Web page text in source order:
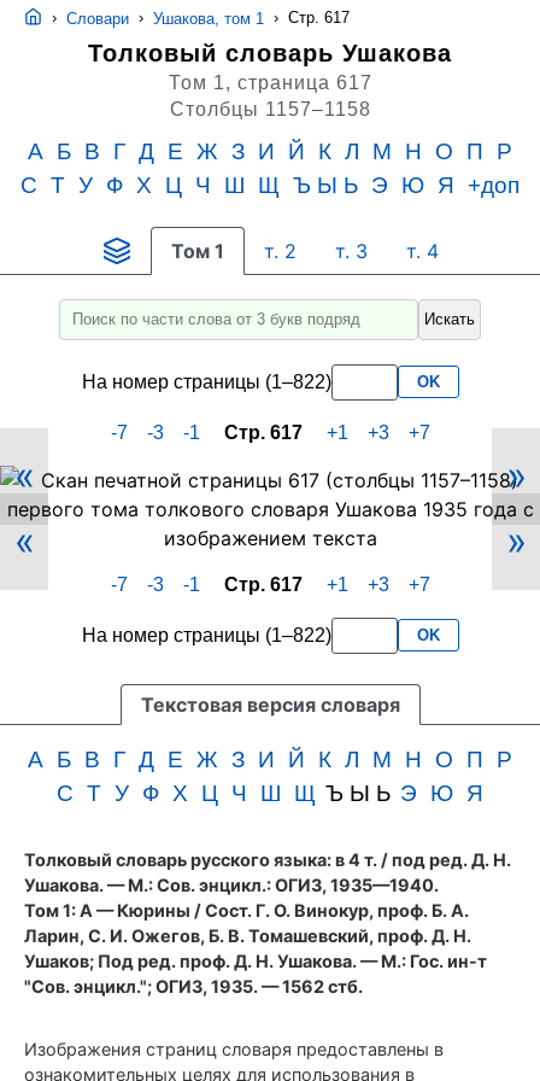
› Словари › Ушакова, том 1 › Стр. 617
Толковый словарь Ушакова
Том 1, страница 617
Столбцы 1157–1158
А Б В Г Д Е Ж З И Й К Л М Н О П
Р
С Т У Ф Х Ц Ч Ш Щ Ъ Ы Ь Э Ю Я +доп
Том 1 т. 2 т. 3 т. 4
Введите
поиска
слово
его
часть
не
3
букв
подряд
Искать
На номер страницы (1–822) OK
-7 -3 -1 Стр. 617 +1 +3 +7
Скан
PDF-
страницы
(cтолбцы
словаря
Ушакова
(1935
«
»
«
»
-7 -3 -1 Стр. 617 +1 +3 +7
На номер страницы (1–822) OK
Текстовая версия словаря
А Б В Г Д Е Ж З И Й К Л М Н О П
Р
С Т У Ф Х Ц Ч Ш Щ Ъ Ы Ь Э Ю Я
Толковый словарь русского языка: в 4 т. / под ред. Д. Н.
Ушакова. — М.: Сов. энцикл.: ОГИЗ, 1935—1940.
Том 1: А — Кюрины / Сост. Г. О. Винокур, проф. Б. А.
Ларин, С. И. Ожегов, Б. В. Томашевский, проф. Д. Н.
Ушаков; Под ред. проф. Д. Н. Ушакова. — М.: Гос. ин-т
"Сов. энцикл."; ОГИЗ, 1935. — 1562 стб.
Изображения страниц словаря предоставлены в
ознакомительных целях для использования в